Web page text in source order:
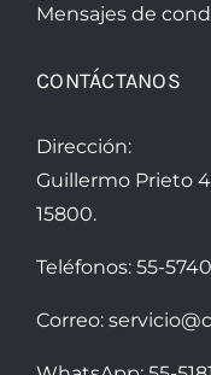
Mensajes de
CONTÁCTANOS
Dirección:
Guillermo Prieto
15800.
Teléfonos: 55-
Correo: